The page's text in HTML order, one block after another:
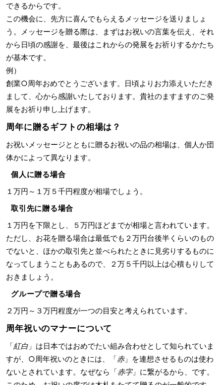
できるからです。
この機会に、先方に喜んでもらえるメッセージを送りましょ
う。メッセージを贈る際は、まずはお祝いの言葉を伝え、それ
から日頃の感謝を、最後はこれからの発展をお祈りするかたち
が基本です。
例）
創業○周年おめでとうございます。日頃よりお力添えいただき
まして、心から感謝いたしております。貴社のますますのご発
展をお祈り申し上げます。
周年に贈るギフトの相場は？
お祝いメッセージとともに贈るお祝いの品の相場は、個人か団
体かによって異なります。
個人に贈る場合
１万円～１万５千円程度が相場でしょう。
取引先に贈る場合
１万円を下限とし、５万円ほどまでが相場と言われています。
ただし、お花を贈る場合は最低でも２万円台後半くらいのもの
でないと、ほかの取引先と並べられたときに見劣りするものに
なってしまうこともあるので、２万５千円以上は心積もりして
おきましょう。
グループで贈る場合
２万円～３万円程度が一つの目安と考えられています。
周年祝いのマナーについて
「紅白 」は日本ではおめでたい組み合わせとして知られていま
すが、○周年祝いのときには、「赤」を連想させるものは使わ
ないとされています。なぜなら「赤字」に繋がるから、です。